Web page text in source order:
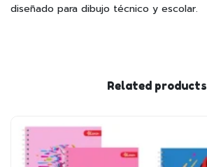
diseñado para dibujo técnico y escolar.
Related products